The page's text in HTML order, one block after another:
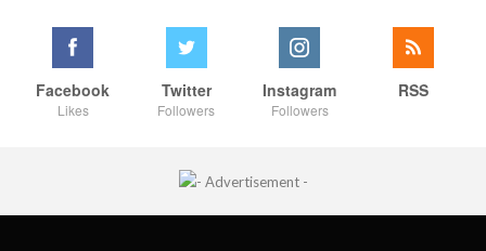
Facebook
Likes
Twitter
Followers
Instagram
Followers
RSS